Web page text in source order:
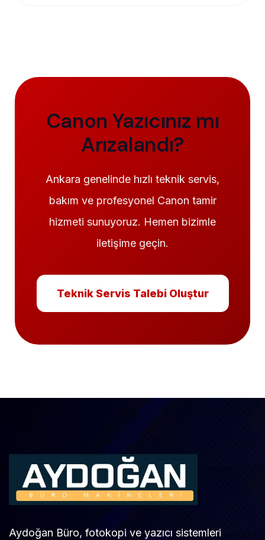
Canon Yazıcınız mı
Arızalandı?
Ankara genelinde hızlı teknik servis,
bakım ve profesyonel Canon tamir
hizmeti sunuyoruz. Hemen bizimle
iletişime geçin.
Teknik Servis Talebi Oluştur
Aydoğan Büro, fotokopi ve yazıcı sistemleri